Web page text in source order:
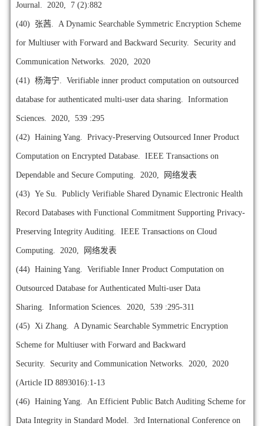
Journal. 2020, 7 (2):882
(40) 张茜. A Dynamic Searchable Symmetric Encryption Scheme
for Multiuser with Forward and Backward Security. Security and
Communication Networks. 2020, 2020
(41) 杨海宁. Verifiable inner product computation on outsourced
database for authenticated multi-user data sharing. Information
Sciences. 2020, 539 :295
(42) Haining Yang. Privacy-Preserving Outsourced Inner Product
Computation on Encrypted Database. IEEE Transactions on
Dependable and Secure Computing. 2020, 网络发表
(43) Ye Su. Publicly Verifiable Shared Dynamic Electronic Health
Record Databases with Functional Commitment Supporting Privacy-
Preserving Integrity Auditing. IEEE Transactions on Cloud
Computing. 2020, 网络发表
(44) Haining Yang. Verifiable Inner Product Computation on
Outsourced Database for Authenticated Multi-user Data
Sharing. Information Sciences. 2020, 539 :295-311
(45) Xi Zhang. A Dynamic Searchable Symmetric Encryption
Scheme for Multiuser with Forward and Backward
Security. Security and Communication Networks. 2020, 2020
(Article ID 8893016):1-13
(46) Haining Yang. An Efficient Public Batch Auditing Scheme for
Data Integrity in Standard Model. 3rd International Conference on